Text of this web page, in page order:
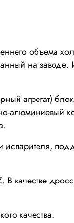
объема
на
агрегат)
алюминиевый
испарителя,
качестве
качества.